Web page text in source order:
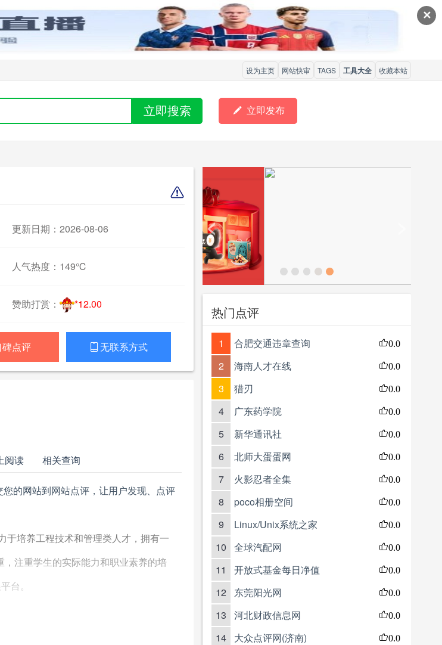
✕
设为主页 网站快审 TAGS 工具大全 收藏本站
立即搜索  立即发布
更新日期：2026-08-06
人气热度： 149℃
赞助打赏： *12.00
碑点评  无联系方式
阅读 相关查询
您的网站到网站点评，让用户发现、点评
于培养工程技术和管理类人才，拥有一
注重学生的实际能力和职业素养的培
台。
<
热门点评
1 合肥交通违章查询 0.0
2 海南人才在线 0.0
3 猎刃 0.0
4 广东药学院 0.0
5 新华通讯社 0.0
6 北师大蛋蛋网 0.0
7 火影忍者全集 0.0
8 poco相册空间 0.0
9 Linux/Unix系统之家 0.0
10 全球汽配网 0.0
11 开放式基金每日净值 0.0
12 东莞阳光网 0.0
13 河北财政信息网 0.0
14 大众点评网(济南) 0.0